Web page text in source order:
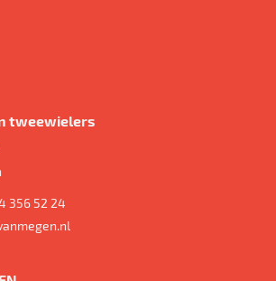
tweewielers
356 52 24